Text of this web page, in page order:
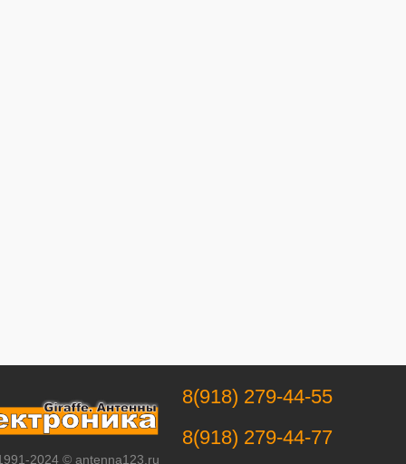
2024 © antenna123.ru
8(918) 279-44-55
8(918) 279-44-77